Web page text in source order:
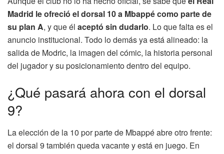
Madrid le ofreció el dorsal 10 a Mbappé como parte de
su plan A, y que él aceptó sin dudarlo. Lo que falta es el
anuncio institucional. Todo lo demás ya está alineado: la
salida de Modric, la imagen del cómic, la historia personal
del jugador y su posicionamiento dentro del equipo.
¿Qué pasará ahora con el dorsal
9?
La elección de la 10 por parte de Mbappé abre otro frente:
el dorsal 9 también queda vacante y está en juego. En